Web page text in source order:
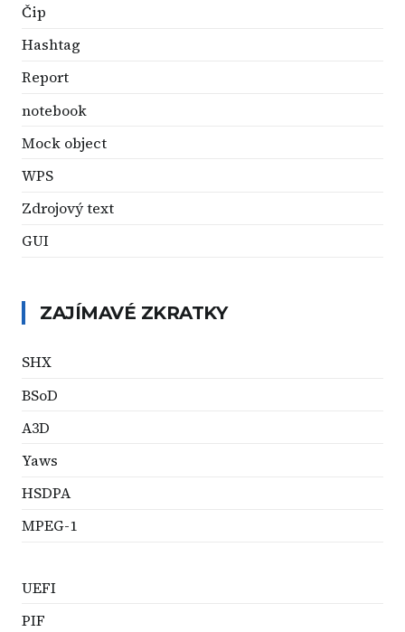
Čip
Hashtag
Report
notebook
Mock object
WPS
Zdrojový text
GUI
ZAJÍMAVÉ ZKRATKY
SHX
BSoD
A3D
Yaws
HSDPA
MPEG-1
UEFI
PIF